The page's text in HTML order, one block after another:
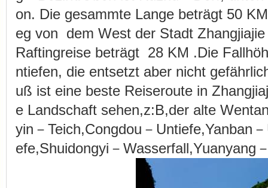
on. Die gesammte Lange beträgt 50
eg von dem West der Stadt
Raftingreise beträgt 28 KM .Die
ntiefen, die entsetzt aber nicht
uß ist eine beste Reiseroute in
e Landschaft sehen,z:B,der alte
yin－Teich,Congdou－Untiefe,Yanban
efe,Shuidongyi－Wasserfall,Yuanyang